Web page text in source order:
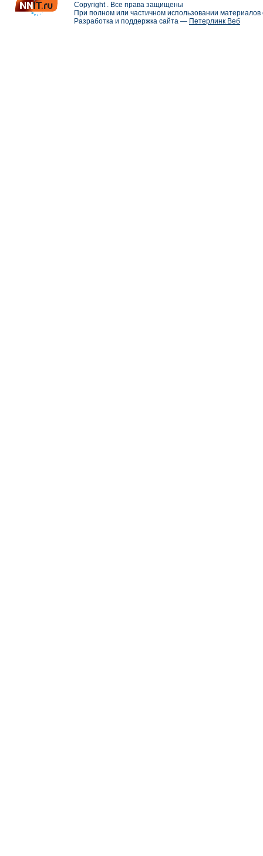
Copyright . Все права защищены
При полном или частичном использовании
Разработка и поддержка сайта — Петерлинк Веб